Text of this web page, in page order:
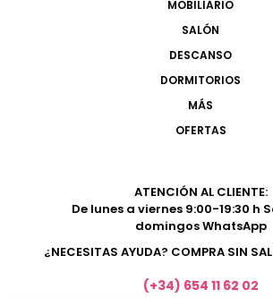
MOBILIARIO
SALÓN
DESCANSO
DORMITORIOS
MÁS
OFERTAS
ATENCIÓN AL CLIENTE:
De lunes a viernes 9:00-19:30 h
domingos WhatsApp
¿NECESITAS AYUDA? COMPRA SIN
(+34) 654 11 62 02